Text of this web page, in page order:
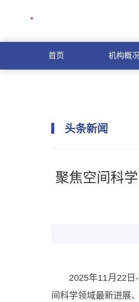
首页 机构概
头条新闻
聚焦空间科
2025年11月22日
间科学领域最新进展